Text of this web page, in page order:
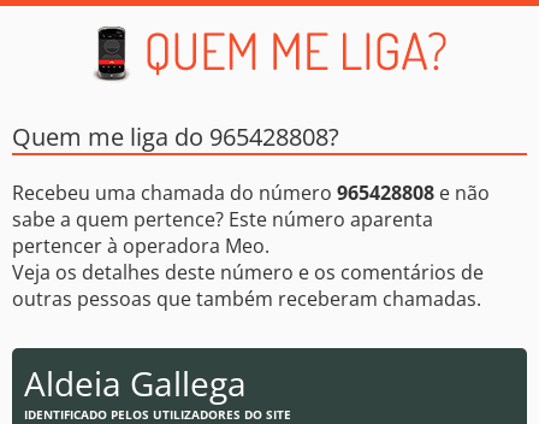
Quem me liga do 965428808?
Recebeu uma chamada do número 965428808 e não
sabe a quem pertence? Este número aparenta
pertencer à operadora Meo.
Veja os detalhes deste número e os comentários de
outras pessoas que também receberam chamadas.
Aldeia Gallega
IDENTIFICADO PELOS UTILIZADORES DO SITE